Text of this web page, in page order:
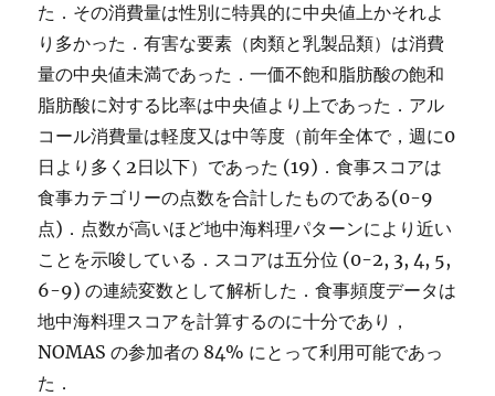
た．その消費量は性別に特異的に中央値上かそれよ
り多かった．有害な要素（肉類と乳製品類）は消費
量の中央値未満であった．一価不飽和脂肪酸の飽和
脂肪酸に対する比率は中央値より上であった．アル
コール消費量は軽度又は中等度（前年全体で，週に0
日より多く2日以下）であった (19)．食事スコアは
食事カテゴリーの点数を合計したものである(0-9
点)．点数が高いほど地中海料理パターンにより近い
ことを示唆している．スコアは五分位 (0-2, 3, 4, 5,
6-9) の連続変数として解析した．食事頻度データは
地中海料理スコアを計算するのに十分であり，
NOMAS の参加者の 84% にとって利用可能であっ
た．